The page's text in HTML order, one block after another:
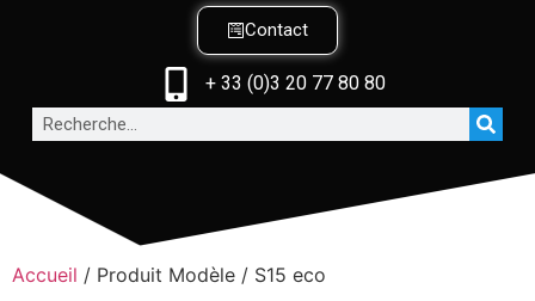
Contact
+ 33 (0)3 20 77 80 80
Accueil / Produit Modèle / S15 eco